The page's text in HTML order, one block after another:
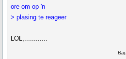
ore om op 'n
> plasing te reageer
LOL,............